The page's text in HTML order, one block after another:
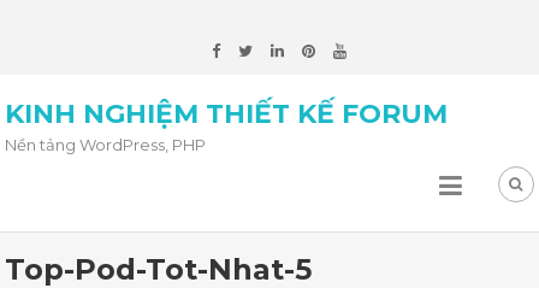
KINH NGHIỆM THIẾT KẾ FORUM
Nền tảng WordPress, PHP
Top-Pod-Tot-Nhat-5